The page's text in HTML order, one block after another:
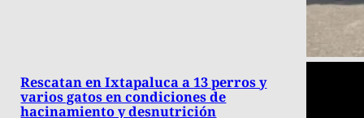
Rescatan en Ixtapaluca a 13 perros y
varios gatos en condiciones de
hacinamiento y desnutrición